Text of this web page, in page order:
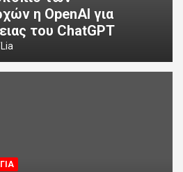
η OpenAI για
του ChatGPT
Lia